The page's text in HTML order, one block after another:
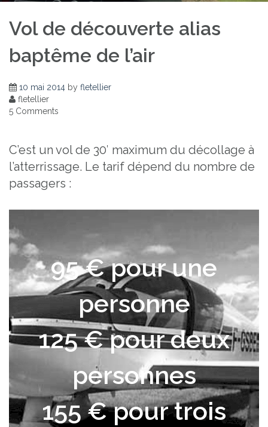
Vol de découverte alias
baptême de l’air
10 mai 2014 by fletellier
fletellier
5 Comments
C’est un vol de 30′ maximum du décollage à
l’atterrissage. Le tarif dépend du nombre de
passagers :
95 € pour une
personne
125 € pour deux
personnes
155 € pour trois